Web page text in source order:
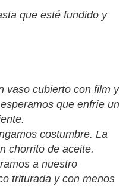
que esté fundido y
vaso cubierto con film y
que enfríe un
costumbre. La
chorrito de aceite.
a nuestro
triturada y con menos